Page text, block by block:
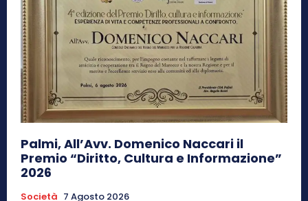
Palmi, All’Avv. Domenico Naccari il
Premio “Diritto, Cultura e Informazione”
2026
Società 7 Agosto 2026